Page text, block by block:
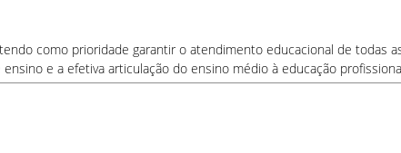
como prioridade garantir o atendimento educacional de todas
e a efetiva articulação do ensino médio à educação